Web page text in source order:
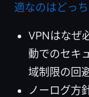
適なのはどっ
VPNはなぜ
動でのセキ
域制限の回
ノーログ方